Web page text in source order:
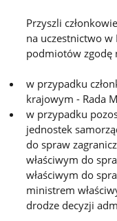
Przyszli
na uczestnictwo w
podmiotów zgodę
w przypadku
krajowym - Rada
w przypadku
jednostek
do spraw
właściwym do
właściwym do
ministrem
drodze decyzji